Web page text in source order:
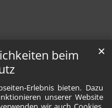
beim
Erlebnis bieten. Dazu
unserer Website
✕